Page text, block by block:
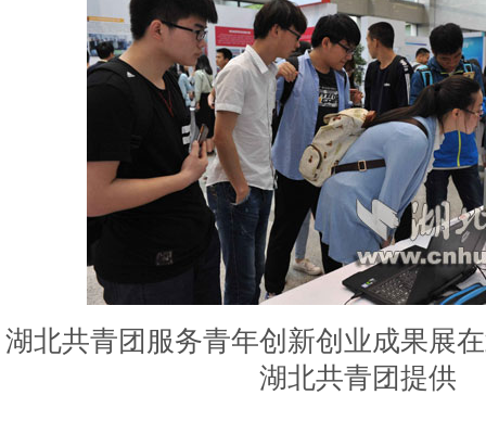
湖北共青团服务青年创新创业成果展
湖北共青团提供